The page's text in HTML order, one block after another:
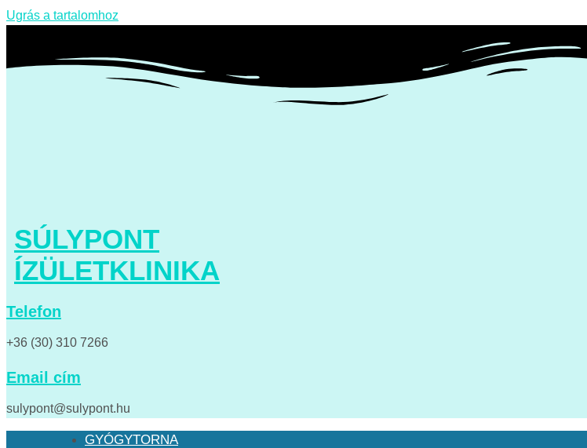
Ugrás a tartalomhoz
SÚLYPONT
ÍZÜLETKLINIKA
Telefon
+36 (30) 310 7266
Email cím
sulypont@sulypont.hu
GYÓGYTORNA